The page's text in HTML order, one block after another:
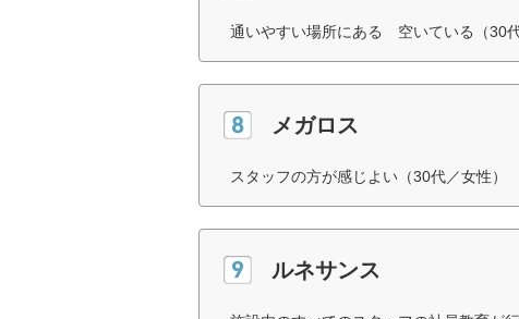
通いやすい場所にある 空いている（30代
メガロス
スタッフの方が感じよい（30代／女性）
ルネサンス